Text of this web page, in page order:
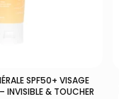
Au Panier
SPF50+ VISAGE
INVISIBLE & TOUCHER